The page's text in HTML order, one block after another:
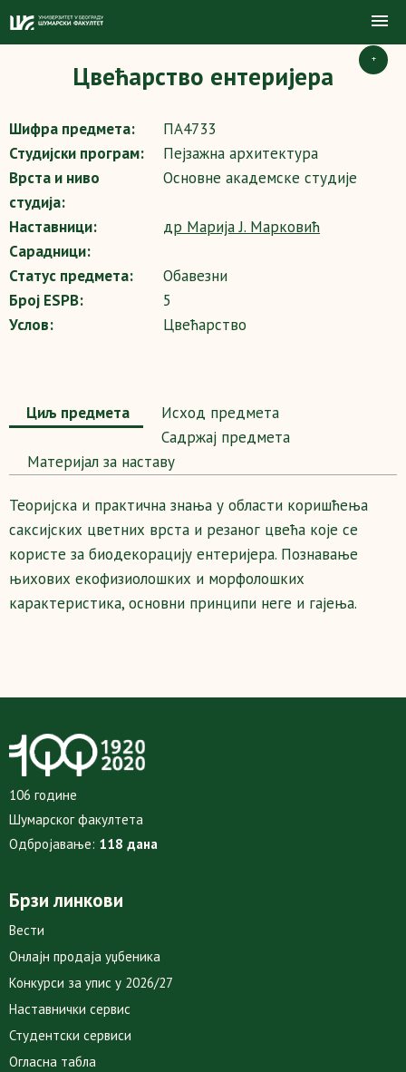
+
Цвећарство ентеријера
Шифра предмета:
ПА4733
Студијски програм:
Пејзажна архитектура
Врста и ниво
студија:
Основне академске студије
Наставници:
др Марија Ј. Марковић
Сарадници:
Статус предмета:
Обавезни
Број ESPB:
5
Услов:
Цвећарство
Циљ предмета
Исход предмета
Садржај предмета
Maтеријал за наставу
Теоријска и практична знања у области коришћења
саксијских цветних врста и резаног цвећа које се
користе за биодекорацију ентеријера. Познавање
њихових екофизиолошких и морфолошких
карактеристика, основни принципи неге и гајења.
106 године
Шумарског факултета
Одбројавање: 118 дана
Брзи линкови
Вести
Онлајн продаја уџбеника
Конкурси за упис у 2026/27
Наставнички сервис
Студентски сервиси
Огласна табла